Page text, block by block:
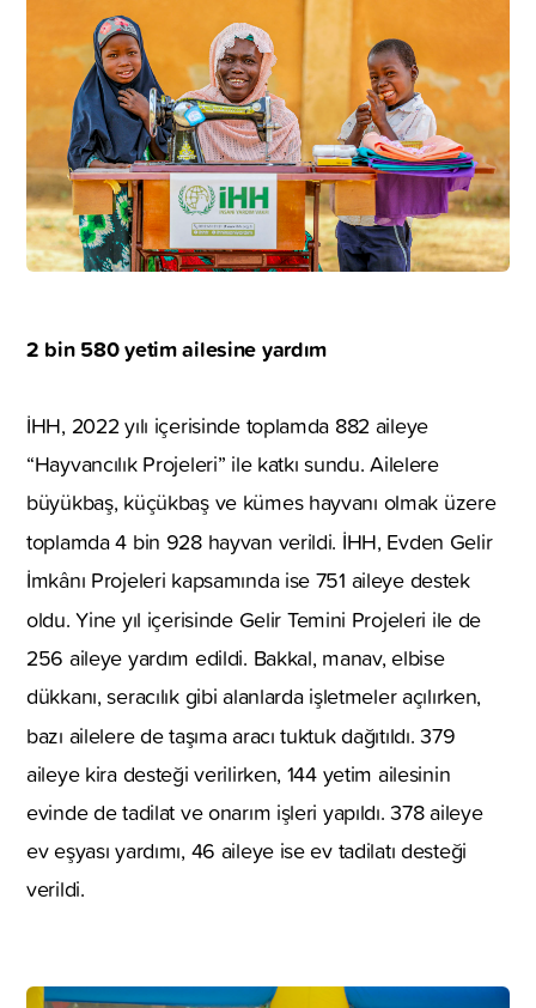
2 bin 580 yetim ailesine yardım
İHH, 2022 yılı içerisinde toplamda 882 aileye
“Hayvancılık Projeleri” ile katkı sundu. Ailelere
büyükbaş, küçükbaş ve kümes hayvanı olmak üzere
toplamda 4 bin 928 hayvan verildi. İHH, Evden Gelir
İmkânı Projeleri kapsamında ise 751 aileye destek
oldu. Yine yıl içerisinde Gelir Temini Projeleri ile de
256 aileye yardım edildi. Bakkal, manav, elbise
dükkanı, seracılık gibi alanlarda işletmeler açılırken,
bazı ailelere de taşıma aracı tuktuk dağıtıldı. 379
aileye kira desteği verilirken, 144 yetim ailesinin
evinde de tadilat ve onarım işleri yapıldı. 378 aileye
ev eşyası yardımı, 46 aileye ise ev tadilatı desteği
verildi.